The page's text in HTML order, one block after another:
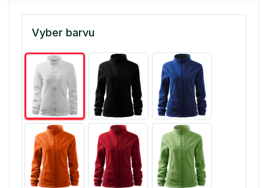
Vyber barvu